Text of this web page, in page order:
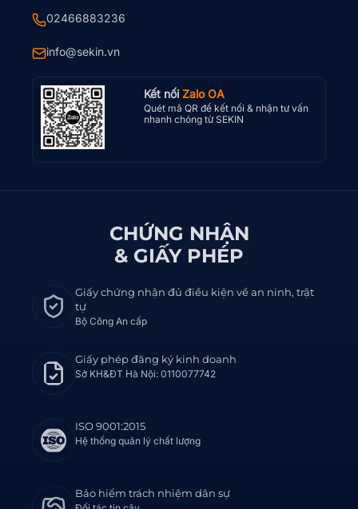
02466883236
info@sekin.vn
Kết nối Zalo OA
Quét mã QR để kết nối & nhận tư vấn
nhanh chóng từ SEKIN
CHỨNG NHẬN
& GIẤY PHÉP
Giấy chứng nhận đủ điều kiện về an ninh, trật
tự
Bộ Công An cấp
Giấy phép đăng ký kinh doanh
Sở KH&ĐT Hà Nội: 0110077742
ISO 9001:2015
Hệ thống quản lý chất lượng
Bảo hiểm trách nhiệm dân sự